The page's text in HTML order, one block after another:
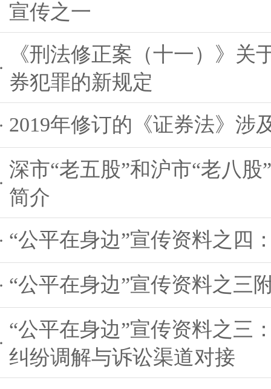
宣传之一
《刑法修正案（十一）》
券犯罪的新规定
2019年修订的《证券法》涉
深市“老五股”和沪市“老八
简介
“公平在身边”宣传资料之四
“公平在身边”宣传资料之三
“公平在身边”宣传资料之三
纠纷调解与诉讼渠道对接